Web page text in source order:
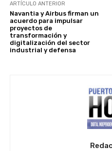
ARTÍCULO ANTERIOR
Navantia y Airbus firman un
acuerdo para impulsar
proyectos de
transformación y
digitalización del sector
industrial y defensa